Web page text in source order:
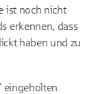
ist noch nicht
erkennen, dass
haben und zu
eingeholten